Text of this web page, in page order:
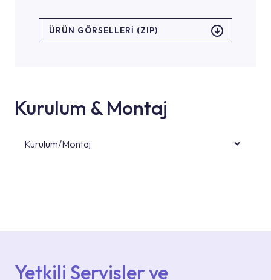
ÜRÜN GÖRSELLERI (ZIP)
Kurulum & Montaj
Kurulum/Montaj
Yetkili Servisler ve